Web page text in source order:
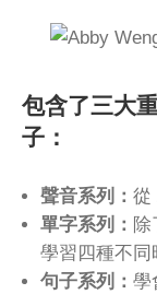
包含了三大
子：
聲音系列： 從
單字系列：
學習四種不同
句子系列： 學